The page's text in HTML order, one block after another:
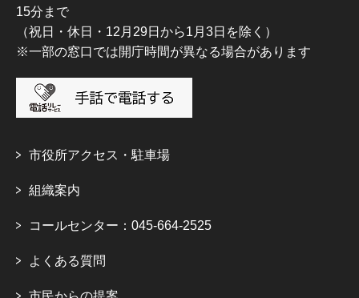
15分まで
（祝日・休日・12月29日から1月3日を除く）
※一部の窓口では開庁時間が異なる場合があります
市役所アクセス・駐車場
組織案内
コールセンター：045-664-2525
よくある質問